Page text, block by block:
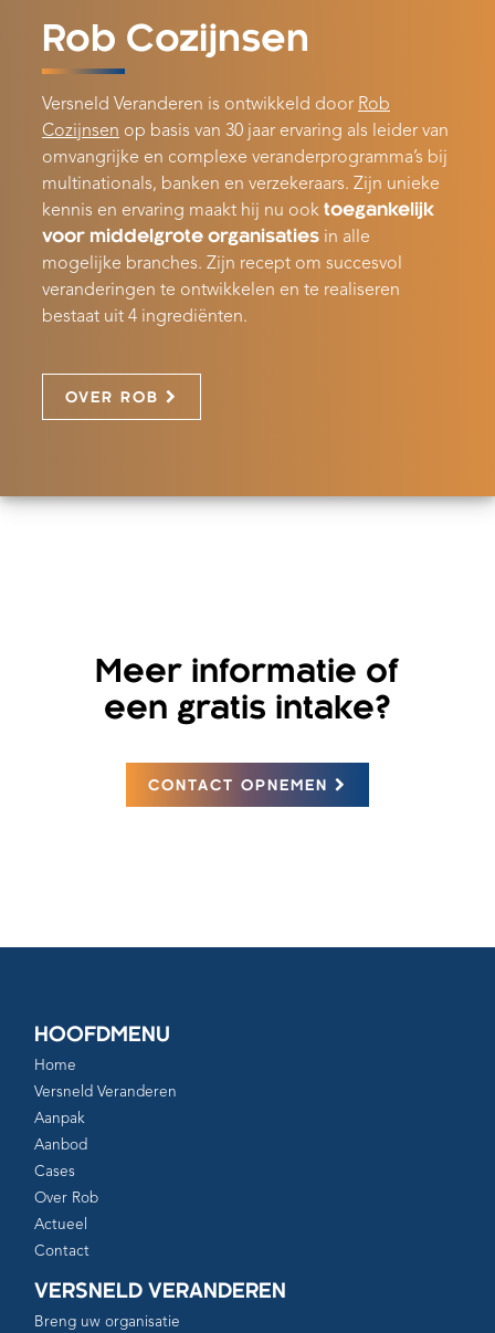
Rob Cozijnsen
Versneld Veranderen is ontwikkeld door Rob
Cozijnsen op basis van 30 jaar ervaring als leider van
omvangrijke en complexe veranderprogramma’s bij
multinationals, banken en verzekeraars. Zijn unieke
kennis en ervaring maakt hij nu ook toegankelijk
voor middelgrote organisaties in alle
mogelijke branches. Zijn recept om succesvol
veranderingen te ontwikkelen en te realiseren
bestaat uit 4 ingrediënten.
OVER ROB
Meer informatie of
een gratis intake?
CONTACT OPNEMEN
HOOFDMENU
Home
Versneld Veranderen
Aanpak
Aanbod
Cases
Over Rob
Actueel
Contact
VERSNELD VERANDEREN
Breng uw organisatie